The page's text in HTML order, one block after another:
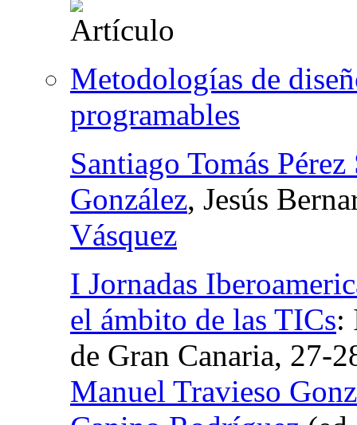
Metodologías de
programables
Santiago Tomás Pérez
González, Jesús
Vásquez
I Jornadas
el ámbito de las TICs:
de Gran Canaria, 27-
Manuel Travieso